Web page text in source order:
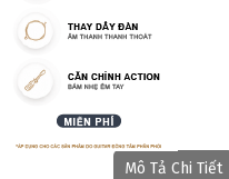
Mô Tả Chi Tiết